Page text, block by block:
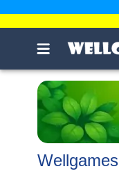
Wellgames